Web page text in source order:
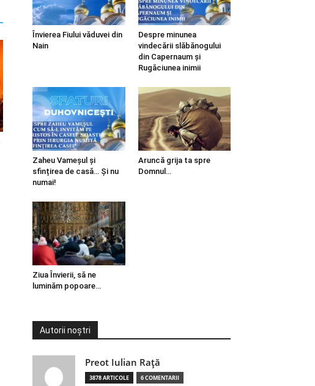
Învierea Fiului văduvei din
Nain
Despre minunea
vindecării slăbănogului
din Capernaum și
Rugăciunea inimii
Zaheu Vameșul și
sfințirea de casă… Și nu
numai!
Aruncă grija ta spre
Domnul…
Ziua Învierii, să ne
luminăm popoare…
Autorii noștri
Preot Iulian Raţă
3878 ARTICOLE 6 COMENTARII